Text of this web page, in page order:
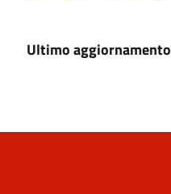
Ultimo aggiornamento